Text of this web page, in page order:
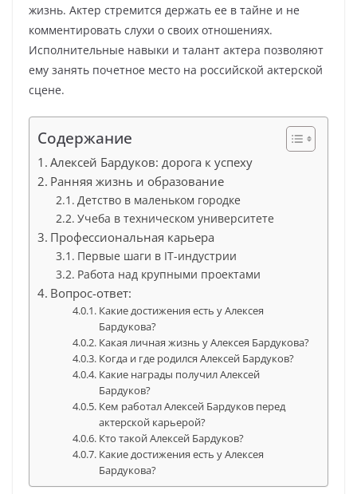
жизнь. Актер стремится держать ее в тайне и не
комментировать слухи о своих отношениях.
Исполнительные навыки и талант актера позволяют
ему занять почетное место на российской актерской
сцене.
Содержание
Алексей Бардуков: дорога к успеху
Ранняя жизнь и образование
Детство в маленьком городке
Учеба в техническом университете
Профессиональная карьера
Первые шаги в IT-индустрии
Работа над крупными проектами
Вопрос-ответ:
Какие достижения есть у Алексея
Бардукова?
Какая личная жизнь у Алексея Бардукова?
Когда и где родился Алексей Бардуков?
Какие награды получил Алексей
Бардуков?
Кем работал Алексей Бардуков перед
актерской карьерой?
Кто такой Алексей Бардуков?
Какие достижения есть у Алексея
Бардукова?